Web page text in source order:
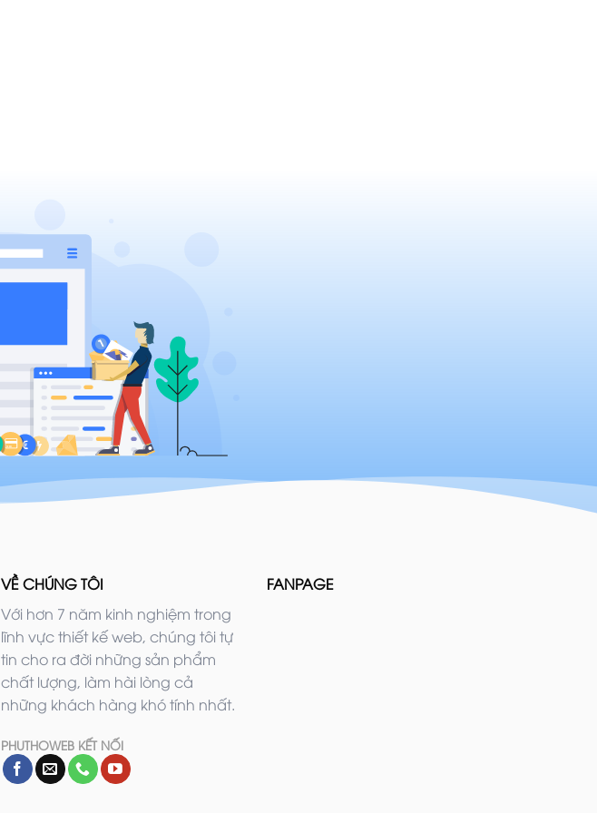
VỀ CHÚNG TÔI
Với hơn 7 năm kinh nghiệm trong
lĩnh vực thiết kế web, chúng tôi tự
tin cho ra đời những sản phẩm
chất lượng, làm hài lòng cả
những khách hàng khó tính nhất.
PHUTHOWEB KẾT NỐI
FANPAGE